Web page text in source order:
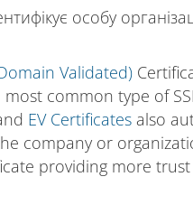
особу
Validated)
common type of
EV Certificates also
company or
providing more